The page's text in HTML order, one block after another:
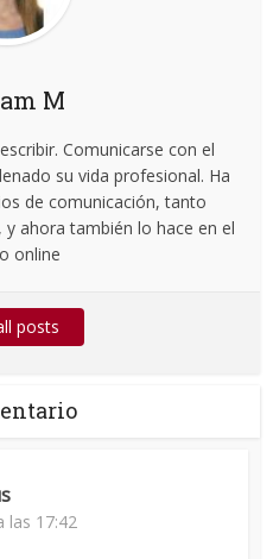
M
Comunicarse con el
su vida profesional. Ha
de comunicación, tanto
ahora también lo hace en el
online
posts
las 17:42